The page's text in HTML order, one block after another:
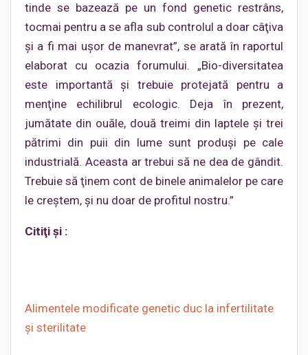
tinde se bazează pe un fond genetic restrâns,
tocmai pentru a se afla sub controlul a doar câţiva
şi a fi mai uşor de manevrat”, se arată în raportul
elaborat cu ocazia forumului. „Bio-diversitatea
este importantă şi trebuie protejată pentru a
menţine echilibrul ecologic. Deja în prezent,
jumătate din ouăle, două treimi din laptele şi trei
pătrimi din puii din lume sunt produşi pe cale
industrială. Aceasta ar trebui să ne dea de gândit.
Trebuie să ţinem cont de binele animalelor pe care
le creştem, şi nu doar de profitul nostru.”
Citiţi şi :
Alimentele modificate genetic duc la infertilitate
şi sterilitate